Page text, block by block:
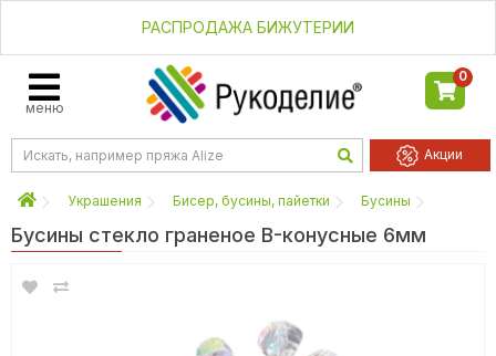
РАСПРОДАЖА БИЖУТЕРИИ
меню
0
Акции
Украшения Бисер, бусины, пайетки Бусины
Бусины стекло граненое B-конусные 6мм